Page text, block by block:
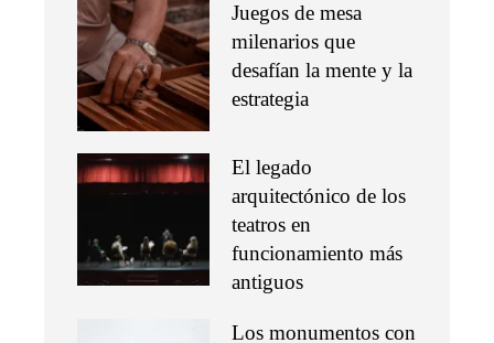
Juegos de mesa
milenarios que
desafían la mente y la
estrategia
El legado
arquitectónico de los
teatros en
funcionamiento más
antiguos
Los monumentos con